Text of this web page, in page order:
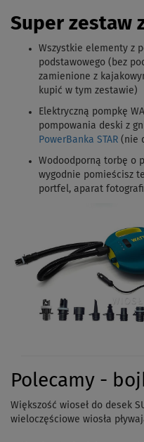
Super zestaw
Wszystkie elementy z
podstawowego (bez
zamienione z
kupić w tym zestawie)
Elektryczną pompkę
pompowania deski z
PowerBanka STAR (nie
Wodoodporną torbę o
wygodnie pomieścisz
portfel, aparat
Polecamy -
Większość wioseł do desek
wieloczęściowe wiosła